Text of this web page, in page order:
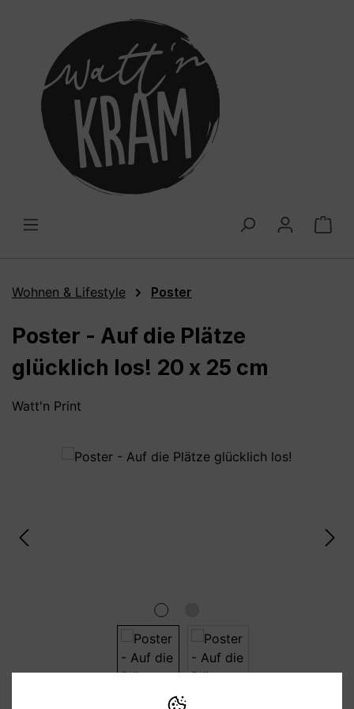
Wohnen & Lifestyle Poster
Poster - Auf die Plätze
glücklich los! 20 x 25 cm
Watt'n Print
Bildergalerie überspringen